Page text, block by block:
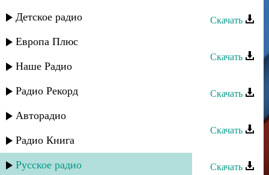
Детское радио
Европа Плюс
Наше Радио
Радио Рекорд
Авторадио
Радио Книга
Русское радио
Скачать
Аран группа - Беневша цуьк
Скачать
Беневша - Гуля
Скачать
Беневша - Садвал
Скачать
Беневша - Лезгистан
Скачать